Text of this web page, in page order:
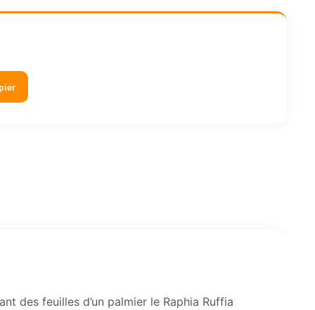
des feuilles d’un palmier le Raphia Ruffia